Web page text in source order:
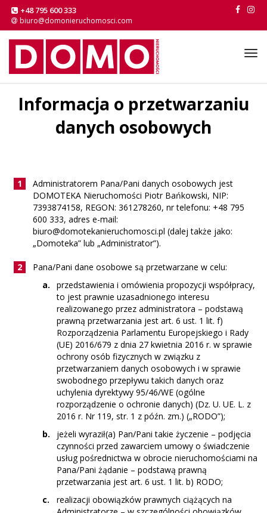
+48 795 600 333
biuro@domonieruchomosci.com
Informacja o przetwarzaniu
danych osobowych
Administratorem Pana/Pani danych osobowych jest
DOMOTEKA Nieruchomości Piotr Bańkowski, NIP:
7393874158, REGON: 361278260, nr telefonu: +48 795
600 333, adres e-mail:
biuro@domotekanieruchomosci.pl (dalej także jako:
„Domoteka” lub „Administrator”).
Pana/Pani dane osobowe są przetwarzane w celu:
przedstawienia i omówienia propozycji współpracy,
to jest prawnie uzasadnionego interesu
realizowanego przez administratora – podstawą
prawną przetwarzania jest art. 6 ust. 1 lit. f)
Rozporządzenia Parlamentu Europejskiego i Rady
(UE) 2016/679 z dnia 27 kwietnia 2016 r. w sprawie
ochrony osób fizycznych w związku z
przetwarzaniem danych osobowych i w sprawie
swobodnego przepływu takich danych oraz
uchylenia dyrektywy 95/46/WE (ogólne
rozporządzenie o ochronie danych) (Dz. U. UE. L. z
2016 r. Nr 119, str. 1 z późn. zm.) („RODO”);
jeżeli wyraził(a) Pan/Pani takie życzenie – podjęcia
czynności przed zawarciem umowy o świadczenie
usług pośrednictwa w obrocie nieruchomościami na
Pana/Pani żądanie – podstawą prawną
przetwarzania jest art. 6 ust. 1 lit. b) RODO;
realizacji obowiązków prawnych ciążących na